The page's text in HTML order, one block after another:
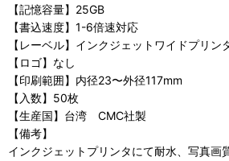
【記憶容量】25GB
【書込速度】1-6倍速対応
【レーベル】インクジェットワイドプリン
【ロゴ】なし
【印刷範囲】内径23〜外径117mm
【入数】50枚
【生産国】台湾 CMC社製
【備考】
インクジェットプリンタにて耐水、写真画